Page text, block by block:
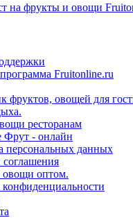
на фрукты и овощи
Fruitonline.ru
фруктов, овощей для
ресторанам
Фрут - онлайн
персональных данных
соглашения
оптом.